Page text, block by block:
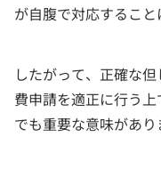
が自腹で対応すること
したがって、正確な
費申請を適正に行う
でも重要な意味があり